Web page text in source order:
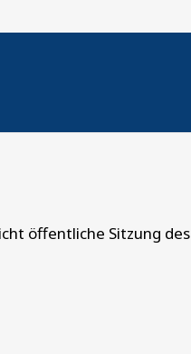
öffentliche Sitzung des